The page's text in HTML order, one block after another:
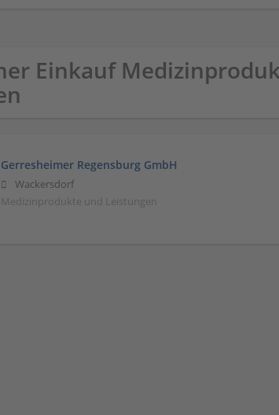
Einkauf
Gerresheimer Regensburg GmbH
Wackersdorf
Medizinprodukte und Leistungen